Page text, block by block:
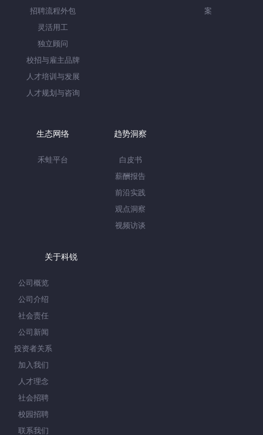
招聘流程外包
灵活用工
独立顾问
校招与雇主品牌
人才培训与发展
人才规划与咨询
案
生态网络
禾蛙平台
趋势洞察
白皮书
薪酬报告
前沿实践
观点洞察
视频访谈
关于科锐
公司概览
公司介绍
社会责任
公司新闻
投资者关系
加入我们
人才理念
社会招聘
校园招聘
联系我们